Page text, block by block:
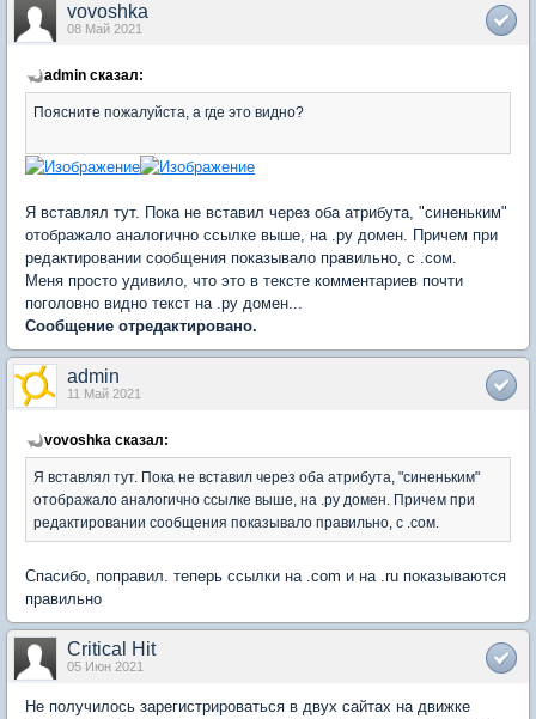
vovoshka
08 Май 2021
admin сказал:
Поясните пожалуйста, а где это видно?
Я вставлял тут. Пока не вставил через оба атрибута, "синеньким"
отображало аналогично ссылке выше, на .ру домен. Причем при
редактировании сообщения показывало правильно, с .сом.
Меня просто удивило, что это в тексте комментариев почти
поголовно видно текст на .ру домен...
Сообщение отредактировано.
admin
11 Май 2021
vovoshka сказал:
Я вставлял тут. Пока не вставил через оба атрибута, "синеньким"
отображало аналогично ссылке выше, на .ру домен. Причем при
редактировании сообщения показывало правильно, с .сом.
Спасибо, поправил. теперь ссылки на .com и на .ru показываются
правильно
Critical Hit
05 Июн 2021
Не получилось зарегистрироваться в двух сайтах на движке